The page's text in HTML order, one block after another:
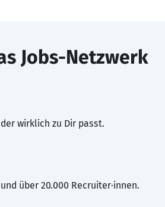
Jobs-Netzwerk
wirklich zu Dir passt.
über 20.000 Recruiter·innen.